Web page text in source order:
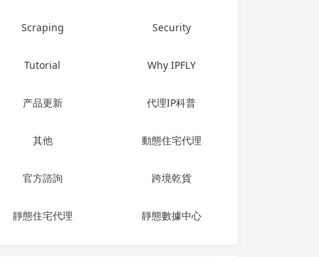
Scraping Security
Tutorial Why IPFLY
产品更新 代理IP科普
其他 動態住宅代理
官方諮詢 跨境乾貨
靜態住宅代理 靜態數據中心